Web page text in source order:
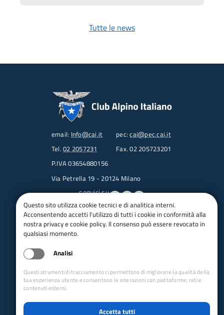
Tutte le news
email: Info@cai.it pec:cai@pec.cai.it
Tel. 02 2057231
Fax. 02 205723201
P.IVA 03654880156
Via Petrella 19 - 20124 Milano
seguici su
Trasparenza
Amministrazione trasparente
bandi per le sezioni
Concorsi
Iso 14001
Questo sito utilizza cookie tecnici e di analitica interni.
Acconsentendo accetti l'utilizzo di tutti i cookie in conformità alla
nostra privacy e cookie policy. Il consenso può essere revocato in
qualsiasi momento.
Analisi
Questi strumenti di tracciamento ci permettono di migliorare la qualità della
tua esperienza utente e consentono le interazioni con piattaforme, reti e
contenuti esterni.
Accetta tutti